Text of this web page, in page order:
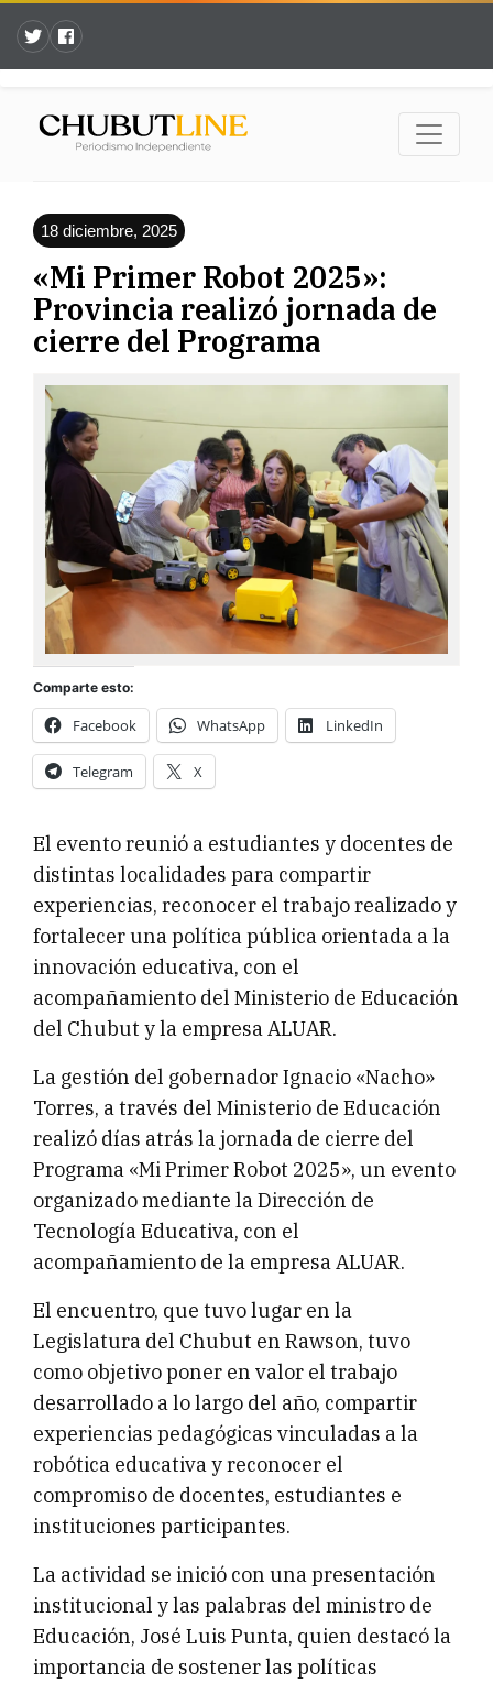
18 diciembre, 2025
«Mi Primer Robot 2025»:
Provincia realizó jornada de
cierre del Programa
Comparte esto:
Facebook WhatsApp LinkedIn
Telegram X
El evento reunió a estudiantes y docentes de
distintas localidades para compartir
experiencias, reconocer el trabajo realizado y
fortalecer una política pública orientada a la
innovación educativa, con el
acompañamiento del Ministerio de Educación
del Chubut y la empresa ALUAR.
La gestión del gobernador Ignacio «Nacho»
Torres, a través del Ministerio de Educación
realizó días atrás la jornada de cierre del
Programa «Mi Primer Robot 2025», un evento
organizado mediante la Dirección de
Tecnología Educativa, con el
acompañamiento de la empresa ALUAR.
El encuentro, que tuvo lugar en la
Legislatura del Chubut en Rawson, tuvo
como objetivo poner en valor el trabajo
desarrollado a lo largo del año, compartir
experiencias pedagógicas vinculadas a la
robótica educativa y reconocer el
compromiso de docentes, estudiantes e
instituciones participantes.
La actividad se inició con una presentación
institucional y las palabras del ministro de
Educación, José Luis Punta, quien destacó la
importancia de sostener las políticas